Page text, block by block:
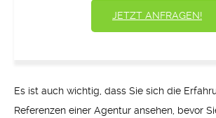
JETZT ANFRAGEN!
Es ist auch wichtig, dass Sie sich die
Referenzen einer Agentur ansehen, bevor